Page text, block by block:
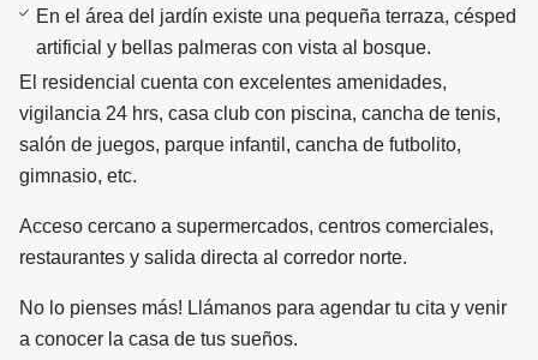
En el área del jardín existe una pequeña terraza, césped
artificial y bellas palmeras con vista al bosque.
El residencial cuenta con excelentes amenidades,
vigilancia 24 hrs, casa club con piscina, cancha de tenis,
salón de juegos, parque infantil, cancha de futbolito,
gimnasio, etc.
Acceso cercano a supermercados, centros comerciales,
restaurantes y salida directa al corredor norte.
No lo pienses más! Llámanos para agendar tu cita y venir
a conocer la casa de tus sueños.